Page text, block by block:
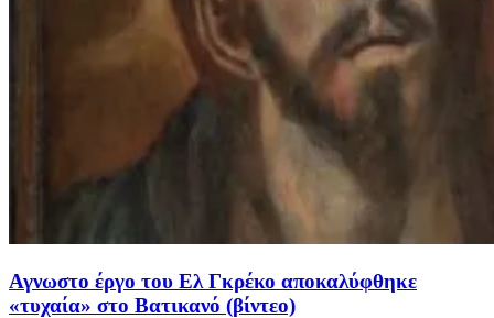
Αγνωστο έργο του Ελ Γκρέκο αποκαλύφθηκε
«τυχαία» στο Βατικανό (βίντεο)